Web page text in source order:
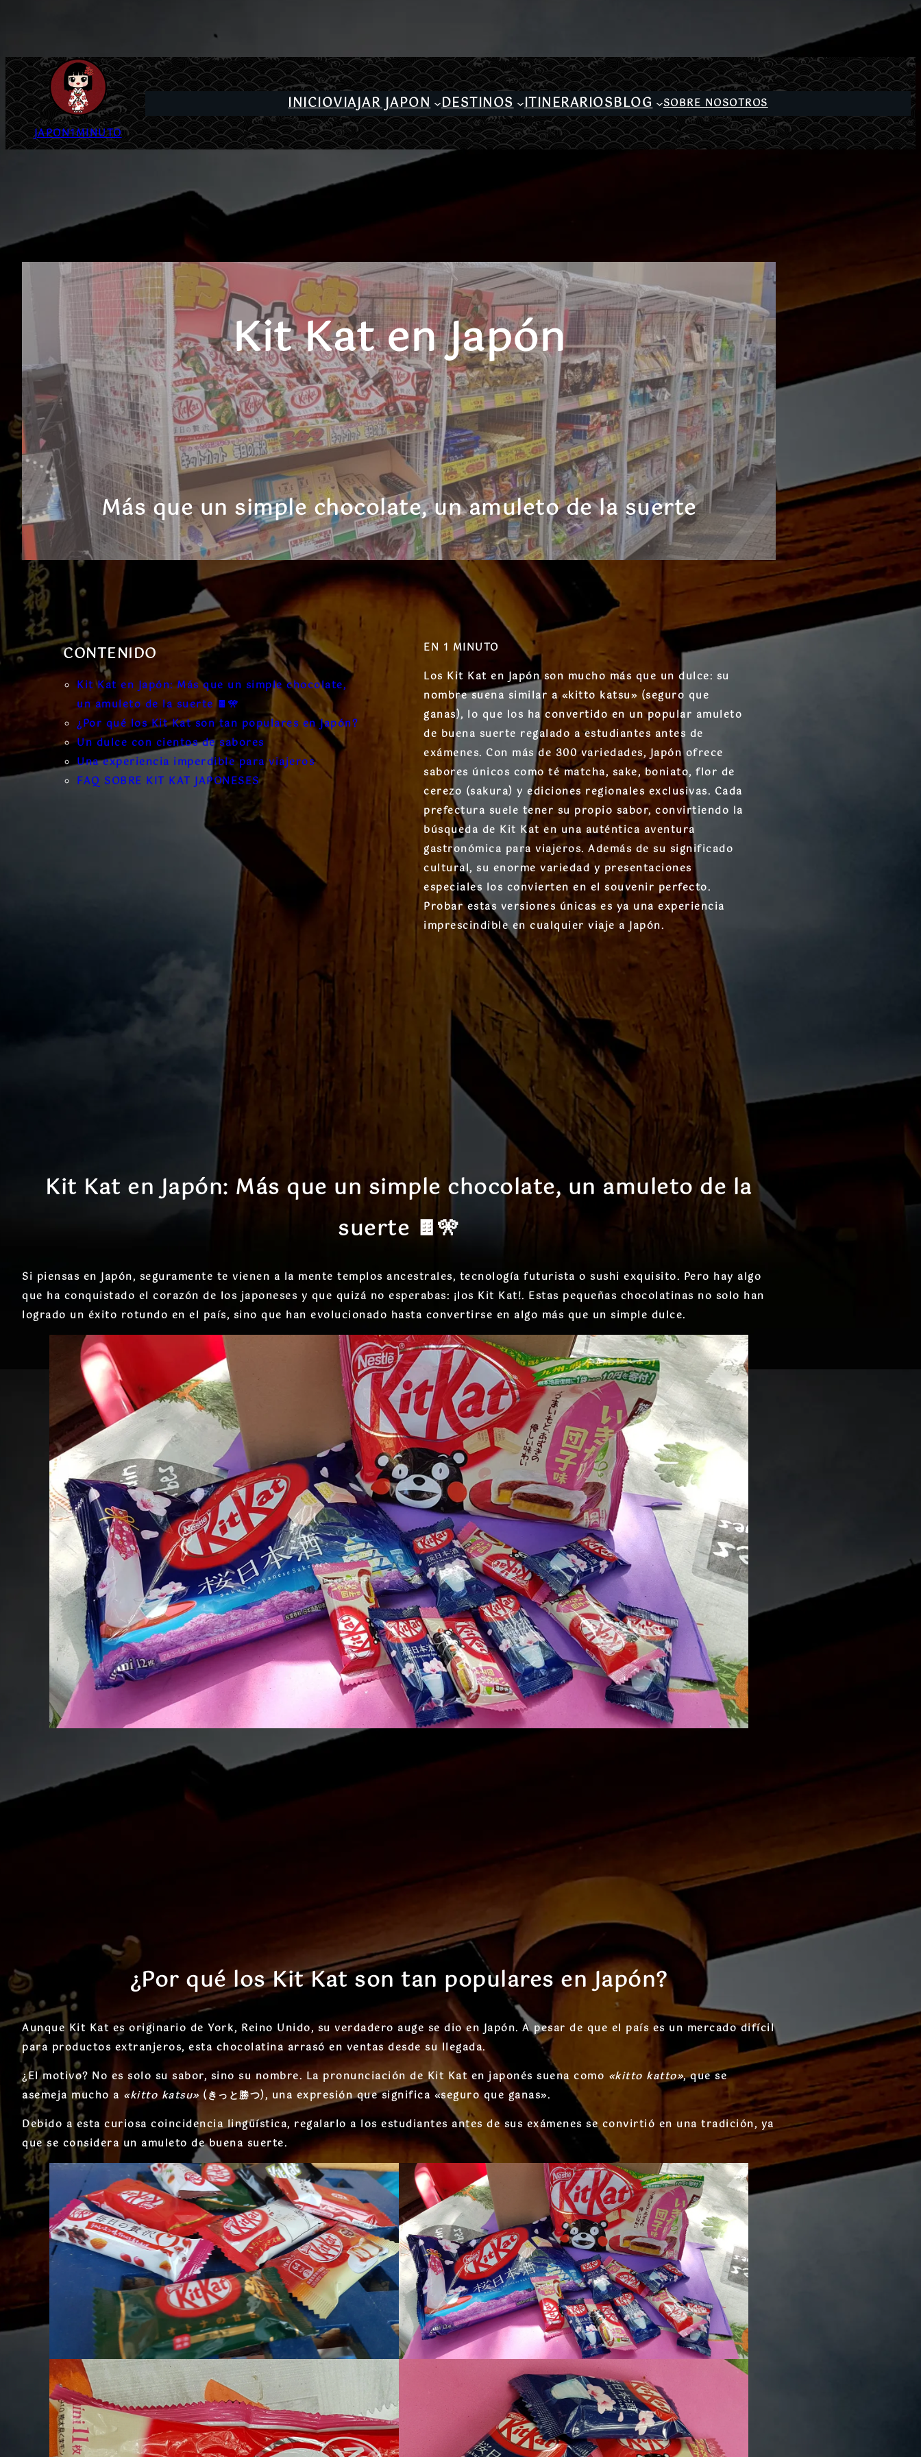
JAPON1MINUTO
INICIOVIAJAR JAPON DESTINOS ITINERARIOSBLOG SOBRE NOSOTROS
Kit Kat en Japón
Más que un simple chocolate, un amuleto de la suerte
CONTENIDO
Kit Kat en Japón: Más que un simple chocolate,
un amuleto de la suerte 🍫🎌
¿Por qué los Kit Kat son tan populares en Japón?
Un dulce con cientos de sabores
Una experiencia imperdible para viajeros
FAQ SOBRE KIT KAT JAPONESES
EN 1 MINUTO
Los Kit Kat en Japón son mucho más que un dulce: su
nombre suena similar a «kitto katsu» (seguro que
ganas), lo que los ha convertido en un popular amuleto
de buena suerte regalado a estudiantes antes de
exámenes. Con más de 300 variedades, Japón ofrece
sabores únicos como té matcha, sake, boniato, flor de
cerezo (sakura) y ediciones regionales exclusivas. Cada
prefectura suele tener su propio sabor, convirtiendo la
búsqueda de Kit Kat en una auténtica aventura
gastronómica para viajeros. Además de su significado
cultural, su enorme variedad y presentaciones
especiales los convierten en el souvenir perfecto.
Probar estas versiones únicas es ya una experiencia
imprescindible en cualquier viaje a Japón.
Kit Kat en Japón: Más que un simple chocolate, un amuleto de la
suerte 🍫🎌
Si piensas en Japón, seguramente te vienen a la mente templos ancestrales, tecnología futurista o sushi exquisito. Pero hay algo
que ha conquistado el corazón de los japoneses y que quizá no esperabas: ¡los Kit Kat!. Estas pequeñas chocolatinas no solo han
logrado un éxito rotundo en el país, sino que han evolucionado hasta convertirse en algo más que un simple dulce.
¿Por qué los Kit Kat son tan populares en Japón?
Aunque Kit Kat es originario de York, Reino Unido, su verdadero auge se dio en Japón. A pesar de que el país es un mercado difícil
para productos extranjeros, esta chocolatina arrasó en ventasdesde su llegada.
¿El motivo? No es solo su sabor, sino sunombre. La pronunciación deKit Katen japonés suena como «kitto katto», que se
asemeja mucho a «kitto katsu»(きっと勝つ), una expresión que significa «seguro que ganas».
Debido a esta curiosa coincidencia lingüística, regalarlo a los estudiantes antes de sus exámenes se convirtió en una tradición, ya
que se considera un amuleto de buena suerte.